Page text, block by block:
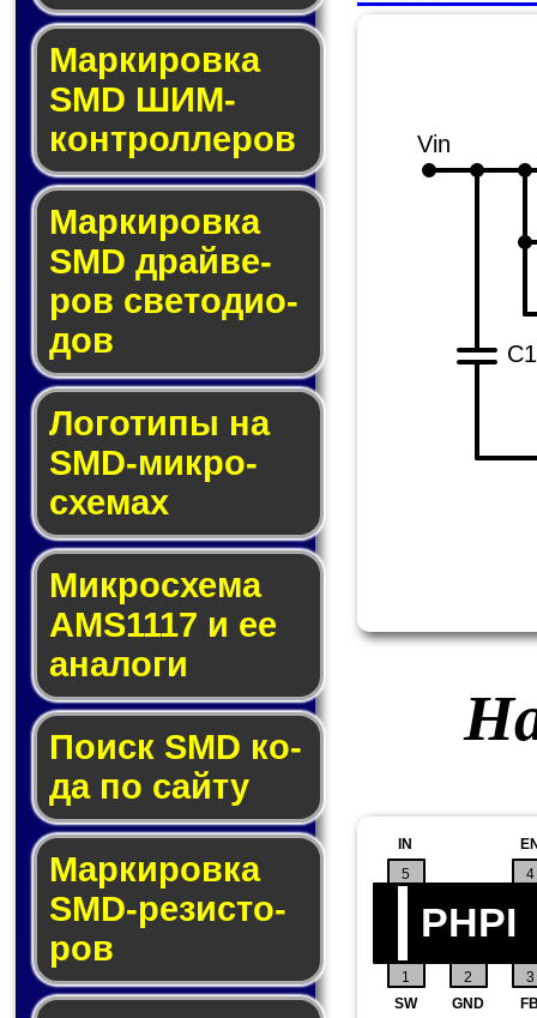
Маркировка
SMD ШИМ-
кон­трол­ле­ров
Маркировка
SMD драй­ве­
ров све­то­ди­о­
дов
Логотипы на
SMD-мик­ро­
схе­мах
Микросхема
AMS1117 и ее
ана­ло­ги
Поиск SMD ко­
да по сай­ту
Маркировка
SMD-ре­зис­то­
ров
C1
Vin
1 2 3
4
SW GND
5
IN
PHPI